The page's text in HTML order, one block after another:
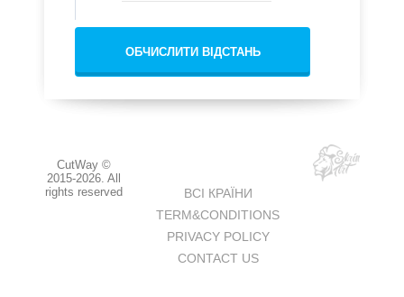
ОБЧИСЛИТИ ВІДСТАНЬ
CutWay ©
2015-2026. All
rights reserved
ВСІ КРАЇНИ
TERM&CONDITIONS
PRIVACY POLICY
CONTACT US